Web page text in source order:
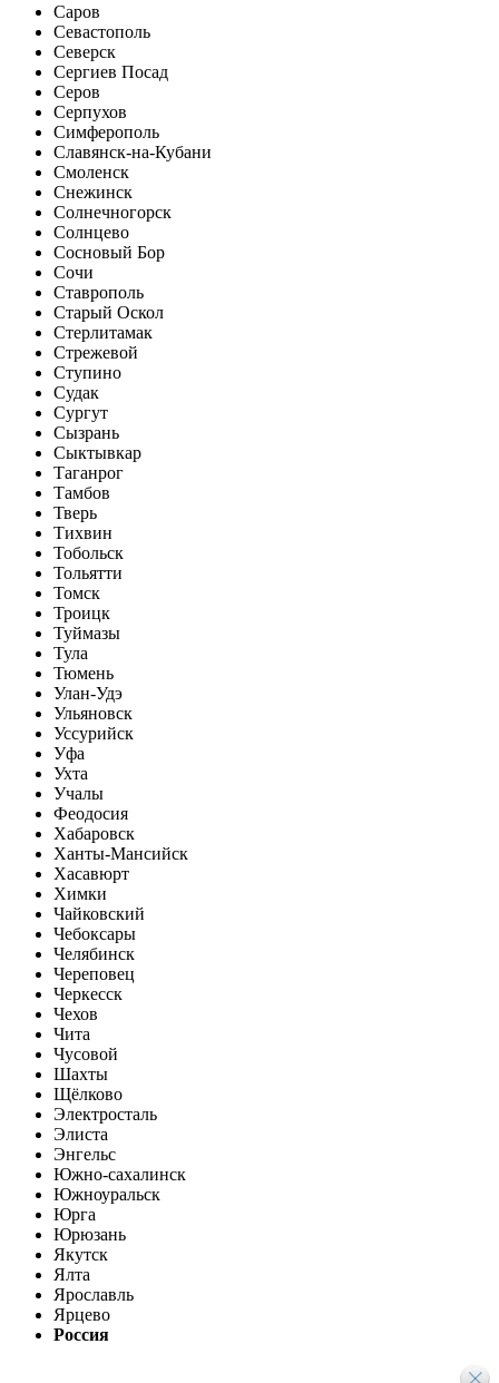
Саров
Севастополь
Северск
Сергиев Посад
Серов
Серпухов
Симферополь
Славянск-на-Кубани
Смоленск
Снежинск
Солнечногорск
Солнцево
Сосновый Бор
Сочи
Ставрополь
Старый Оскол
Стерлитамак
Стрежевой
Ступино
Судак
Сургут
Сызрань
Сыктывкар
Таганрог
Тамбов
Тверь
Тихвин
Тобольск
Тольятти
Томск
Троицк
Туймазы
Тула
Тюмень
Улан-Удэ
Ульяновск
Уссурийск
Уфа
Ухта
Учалы
Феодосия
Хабаровск
Ханты-Мансийск
Хасавюрт
Химки
Чайковский
Чебоксары
Челябинск
Череповец
Черкесск
Чехов
Чита
Чусовой
Шахты
Щёлково
Электросталь
Элиста
Энгельс
Южно-сахалинск
Южноуральск
Юрга
Юрюзань
Якутск
Ялта
Ярославль
Ярцево
Россия